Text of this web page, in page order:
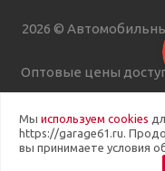
2026 ©
Оптовые цены
Мы используем cookies
https://garage61.ru.
вы принимаете условия